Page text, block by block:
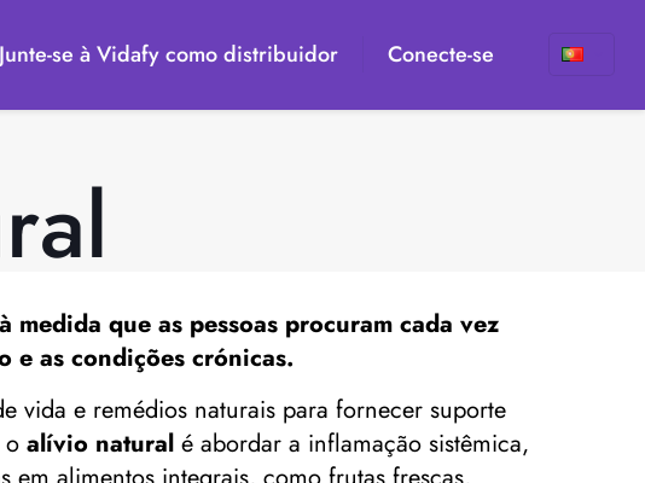
Junte-se à Vidafy como distribuidor Conecte-se
que as pessoas procuram cada vez
e as condições crónicas.
vida e remédios naturais para fornecer suporte
oalívio natural é abordar a inflamação sistêmica,